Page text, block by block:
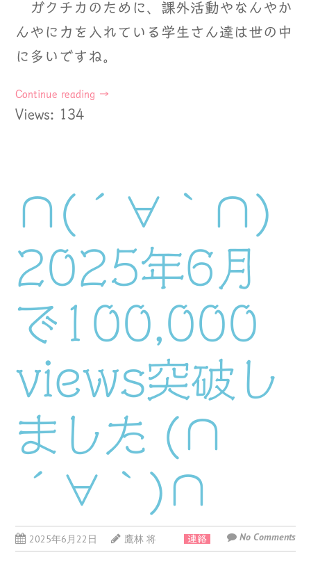
ガクチカのために、課外活動やなんやか
んやに力を入れている学生さん達は世の中
に多いですね。
Continue reading →
Views: 134
∩(´∀｀∩)
2025年6月
で100,000
views突破し
ました (∩
´∀｀)∩
2025年6月22日 鷹林 将 連絡 No Comments